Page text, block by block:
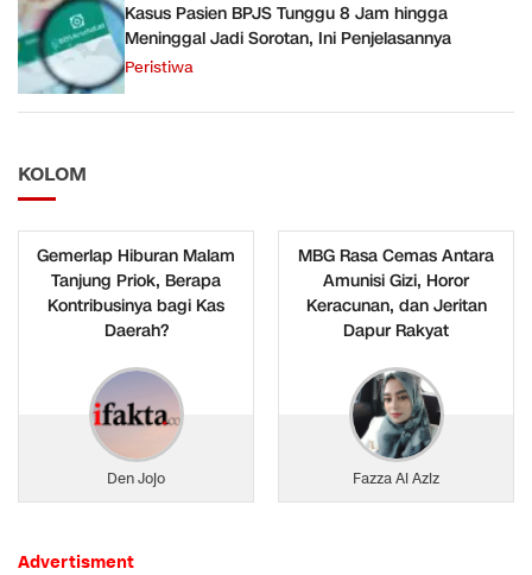
Kasus Pasien BPJS Tunggu 8 Jam hingga
Meninggal Jadi Sorotan, Ini Penjelasannya
Peristiwa
KOLOM
Gemerlap Hiburan Malam
Tanjung Priok, Berapa
Kontribusinya bagi Kas
Daerah?
Den Jojo
MBG Rasa Cemas Antara
Amunisi Gizi, Horor
Keracunan, dan Jeritan
Dapur Rakyat
Fazza Al Aziz
Advertisment